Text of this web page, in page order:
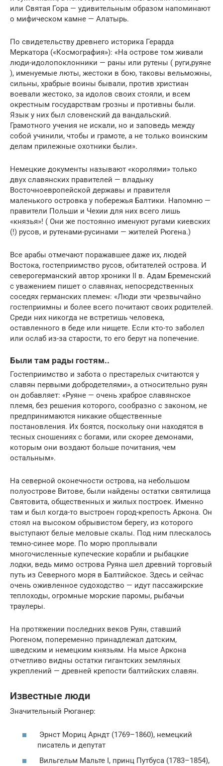
или Святая Гора — удивительным образом напоминают
о мифическом камне — Алатырь.
По свидетельствy древнего историка Геpаpда
Меpкатоpа («Космогpафия»): «На острове том живали
люди-идолопоклонники — раны или рутены ( руги,руяне
), именуемые люты, жестоки в бою, таковы вельможны,
сильны, храбрые воины бывали, против христиан
воевали жестоко, за идолов своих стояли, и всем
окpестным госyдаpствам гpозны и пpотивны были.
Язык у них был словенский да вандальский.
Грамотного учения не искали, но и заповедь между
собой учинили, чтобы и грамоте, а не только воинским
делам прилежные охотники были».
Немецкие документы называют «королями» только
двух славянских правителей — владыку
Восточноевропейской державы и правителя
маленького островка у побережья Балтики. Напомню —
правители Польши и Чехии для них всего лишь
«князья»! ( Они же постоянно именуют ругами киевских
(!) русов, и рутенами-русинами — жителей Рюгена.)
Все арабы отмечают поражавшее даже их, людей
Востока, гостеприимство русов, обитателей острова. И
северогерманский автор хроники II в. Адам Бременский
с уважением пишет о славянах, непосредственных
соседях германских племен: «Люди эти чрезвычайно
гостеприимны и более всего почитают своих родителей.
Среди них никогда не встретишь человека,
оставленного в беде или нищете. Если кто-то заболел
или ослаб из-за старости, то его берут на попечение.
Были там рады гостям..
Гостеприимство и забота о престарелых считаются у
славян первыми добродетелями», а относительно руян
он добавляет: «Руяне — очень храброе славянское
племя, без решения которого, сообразно с законом, не
предпринимаются никакие общественные
постановления. Их боятся, поскольку они находятся в
тесных сношениях с богами, или скорее демонами,
которым они воздают больше почитания, чем
остальным».
На северной оконечности острова, на небольшом
полуострове Витове, были найдены остатки святилища
Святовита, общественных и жилых построек. Именно
там и был когда-то выстроен город-крепость Аркона. Он
стоял на высоком обрывистом берегу, из которого
выступают белые меловые скалы. Под ним плескалось
темно-синее море. По морю проплывали
многочисленные купеческие корабли и рыбацкие
лодки, ведь мимо острова Руяна шел древний торговый
путь из Северного моря в Балтийское. Здесь и сейчас
очень оживленное судоходство — идут пассажирские
теплоходы, огромные морские паромы, рыбачьи
траулеры.
На протяжении последних веков Руян, ставший
Рюгеном, попеременно принадлежал датским,
шведским и немецким князьям. На мысе Аркона
отчетливо видны остатки гигантских земляных
укреплений — древней крепости балтийских славян.
Известные люди
Значительный Рюганер:
Эрнст Мориц Арндт (1769–1860), немецкий
писатель и депутат
Вильгельм Мальте I, принц Путбуса (1783–1854),